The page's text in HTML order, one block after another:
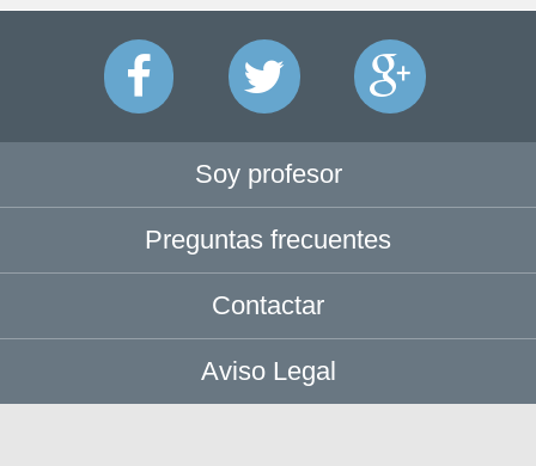
Soy profesor
Preguntas frecuentes
Contactar
Aviso Legal